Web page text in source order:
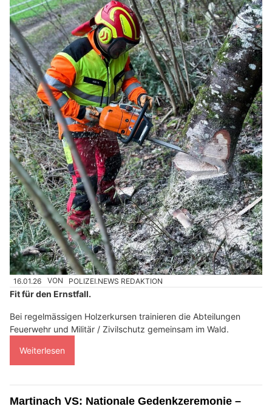
16.01.26 VON POLIZEI.NEWS REDAKTION
Fit für den Ernstfall.
Bei regelmässigen Holzerkursen trainieren die Abteilungen
Feuerwehr und Militär / Zivilschutz gemeinsam im Wald.
Weiterlesen
Martinach VS: Nationale Gedenkzeremonie –